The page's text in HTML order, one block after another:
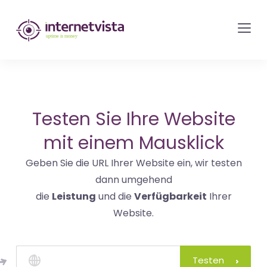
internetvista
Monitoring
Websites
und
Internet-
Diensten
Uptime
Testen Sie Ihre Website
mit einem Mausklick
Geben Sie die URL Ihrer Website ein, wir testen
dann umgehend
die Leistung und die Verfügbarkeit Ihrer
Website.
Testen